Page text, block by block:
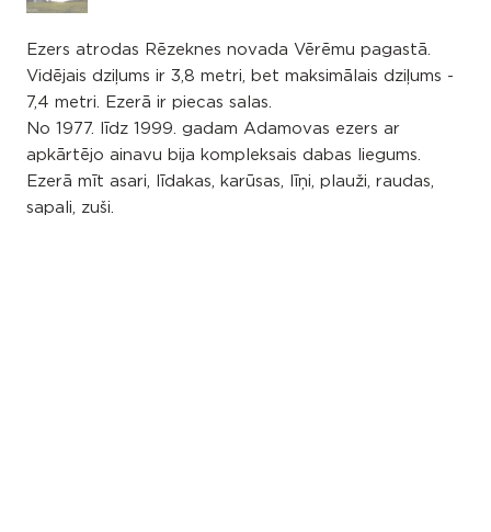
Ezers atrodas Rēzeknes novada Vērēmu pagastā.
Vidējais dziļums ir 3,8 metri, bet maksimālais dziļums -
7,4 metri. Ezerā ir piecas salas.
No 1977. līdz 1999. gadam Adamovas ezers ar
apkārtējo ainavu bija kompleksais dabas liegums.
Ezerā mīt asari, līdakas, karūsas, līņi, plauži, raudas,
sapali, zuši.